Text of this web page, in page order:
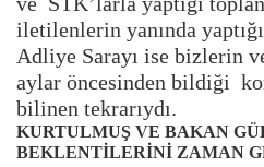
iletilenlerin yanında
Adliye Sarayı ise bizlerin
aylar öncesinden bildiği
bilinen tekrarıydı.
KURTULMUŞ VE BAKAN
BEKLENTİLERİNİ ZAMAN